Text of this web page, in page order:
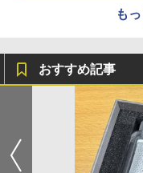
も
おすすめ記事